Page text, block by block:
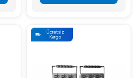
Ücretsiz
Kargo